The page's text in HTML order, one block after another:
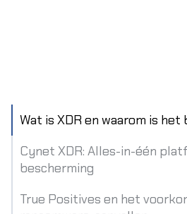
Wat is XDR en waarom is het
Cynet XDR: Alles-in-één
bescherming
True Positives en het